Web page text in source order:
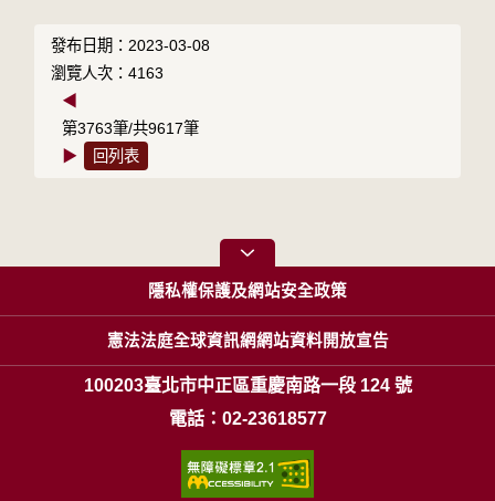
發布日期：2023-03-08
瀏覽人次：4163
◀
第3763筆/共9617筆
▶
回列表
隱私權保護及網站安全政策
憲法法庭全球資訊網網站資料開放宣告
100203臺北市中正區重慶南路一段 124 號
電話：02-23618577